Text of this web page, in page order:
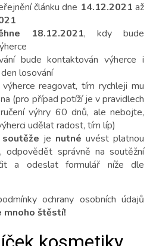
článku dne 14.12.2021 až
18.12.2021, kdy bude
bude kontaktován výherce i
losování
reagovat, tím rychleji mu
(pro případ potíží je v pravidlech
výhry 60 dnů, ale nebojte,
udělat radost, tím líp)
je nutné uvést platnou
odpovědět správně na soutěžní
a odeslat formulář níže dle
ochrany osobních údajů
mnoho štěstí!